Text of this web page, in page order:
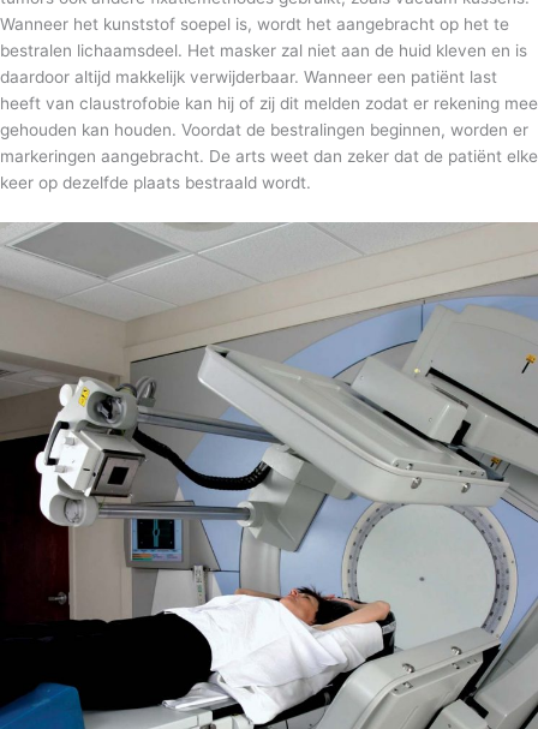
Wanneer het kunststof soepel is, wordt het aangebracht op het te
bestralen lichaamsdeel. Het masker zal niet aan de huid kleven en is
daardoor altijd makkelijk verwijderbaar. Wanneer een patiënt last
heeft van claustrofobie kan hij of zij dit melden zodat er rekening mee
gehouden kan houden. Voordat de bestralingen beginnen, worden er
markeringen aangebracht. De arts weet dan zeker dat de patiënt elke
keer op dezelfde plaats bestraald wordt.